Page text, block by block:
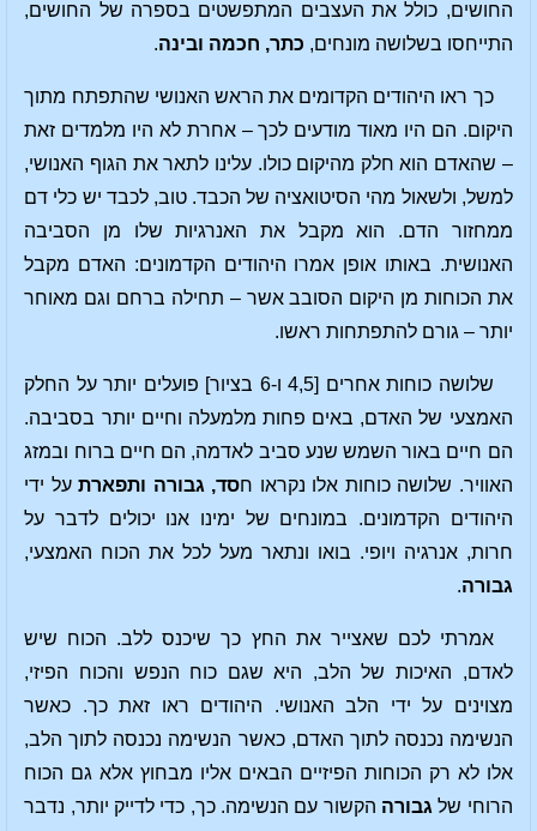
החושים, כולל את העצבים המתפשטים בספרה של החושים,
התייחסו בשלושה מונחים, כתר, חכמה ובינה.
כך ראו היהודים הקדומים את הראש האנושי שהתפתח מתוך
היקום. הם היו מאוד מודעים לכך – אחרת לא היו מלמדים זאת
– שהאדם הוא חלק מהיקום כולו. עלינו לתאר את הגוף האנושי,
למשל, ולשאול מהי הסיטואציה של הכבד. טוב, לכבד יש כלי דם
ממחזור הדם. הוא מקבל את האנרגיות שלו מן הסביבה
האנושית. באותו אופן אמרו היהודים הקדמונים: האדם מקבל
את הכוחות מן היקום הסובב אשר – תחילה ברחם וגם מאוחר
יותר – גורם להתפתחות ראשו.
שלושה כוחות אחרים [4,5 ו-6 בציור] פועלים יותר על החלק
האמצעי של האדם, באים פחות מלמעלה וחיים יותר בסביבה.
הם חיים באור השמש שנע סביב לאדמה, הם חיים ברוח ובמזג
האוויר. שלושה כוחות אלו נקראו חסד, גבורה ותפארתעל ידי
היהודים הקדמונים. במונחים של ימינו אנו יכולים לדבר על
חרות, אנרגיה ויופי. בואו ונתאר מעל לכל את הכוח האמצעי,
גבורה.
אמרתי לכם שאצייר את החץ כך שיכנס ללב. הכוח שיש
לאדם, האיכות של הלב, היא שגם כוח הנפש והכוח הפיזי,
מצוינים על ידי הלב האנושי. היהודים ראו זאת כך. כאשר
הנשימה נכנסה לתוך האדם, כאשר הנשימה נכנסה לתוך הלב,
אלו לא רק הכוחות הפיזיים הבאים אליו מבחוץ אלא גם הכוח
הרוחי של גבורה הקשור עם הנשימה. כך, כדי לדייק יותר, נדבר